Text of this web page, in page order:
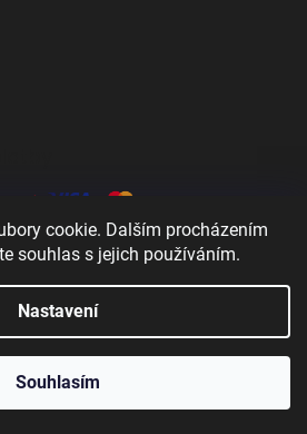
cookie. Dalším procházením
souhlas s jejich používáním.
Nastavení
Souhlasím
Vytvořil Shoptet
shop. Všechna práva vyhrazena.